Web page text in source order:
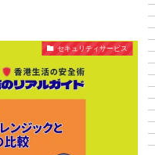
セキュリティサービス